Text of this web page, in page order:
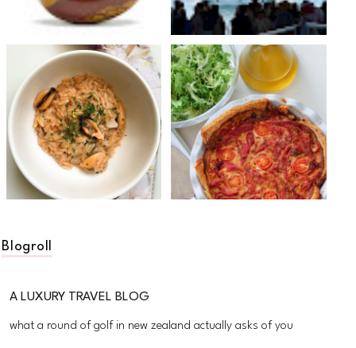
Blogroll
A LUXURY TRAVEL BLOG
what a round of golf in new zealand actually asks of you